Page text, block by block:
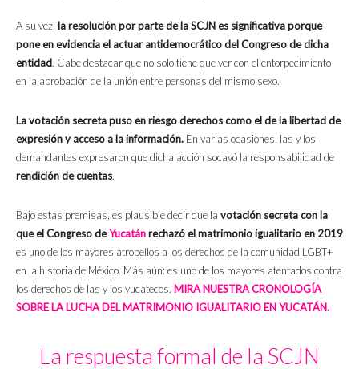
A su vez, la resolución por parte de la SCJN es significativa porque
pone en evidencia el actuar antidemocrático del Congreso de dicha
entidad. Cabe destacar que no solo tiene que ver con el entorpecimiento
en la aprobación de la unión entre personas del mismo sexo.
La votación secreta puso en riesgo derechos como el de la libertad de
expresión y acceso a la información. En varias ocasiones, las y los
demandantes expresaron que dicha acción socavó la responsabilidad de
rendición de cuentas.
Bajo estas premisas, es plausible decir que la votación secreta con la
que el Congreso deYucatánrechazó el matrimonio igualitario en 2019
es uno de los mayores atropellos a los derechos de la comunidad LGBT+
en la historia de México. Más aún: es uno de los mayores atentados contra
los derechos de las y los yucatecos. MIRA NUESTRA CRONOLOGÍA
SOBRE LA LUCHA DEL MATRIMONIO IGUALITARIO EN YUCATÁN.
La respuesta formal de la SCJN